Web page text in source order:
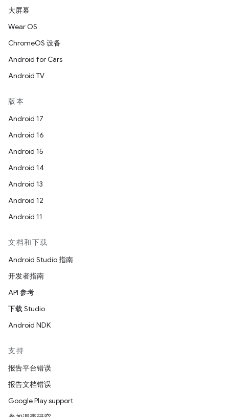
大屏幕
Wear OS
ChromeOS 设备
Android for Cars
Android TV
版本
Android 17
Android 16
Android 15
Android 14
Android 13
Android 12
Android 11
文档和下载
Android Studio 指南
开发者指南
API 参考
下载 Studio
Android NDK
支持
报告平台错误
报告文档错误
Google Play support